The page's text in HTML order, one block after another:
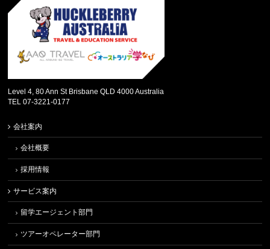
Level 4, 80 Ann St Brisbane QLD 4000 Australia
TEL 07-3221-0177
会社案内
会社概要
採用情報
サービス案内
留学エージェント部門
ツアーオペレーター部門